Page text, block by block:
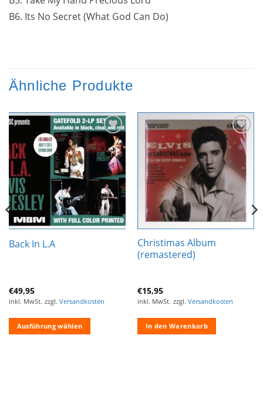
B6. Its No Secret (What God Can Do)
Ähnliche Produkte
Zur
Wunschliste
hinzufügen
Back In L.A
€49,95
inkl. MwSt. zzgl. Versandkosten
Ausführung wählen
Zur
Wunschliste
hinzufügen
Christimas Album
(remastered)
€15,95
inkl. MwSt. zzgl. Versandkosten
In den Warenkorb